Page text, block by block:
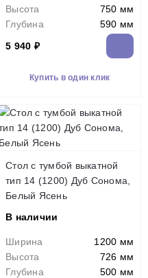
Высота
750 мм
Глубина
590 мм
5 940 ₽
Купить в один клик
Стол с тумбой выкатной
тип 14 (1200) Дуб Сонома,
Белый Ясень
В наличии
Ширина
1200 мм
Высота
726 мм
Глубина
500 мм